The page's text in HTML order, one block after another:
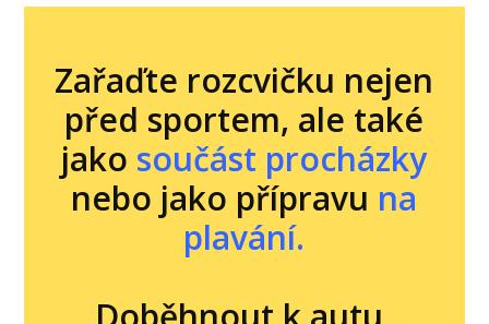
Zařaďte rozcvičku nejen
před sportem, ale také
jako součást procházky
nebo jako přípravu na
plavání.